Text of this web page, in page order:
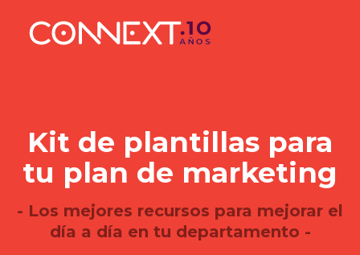
Kit de plantillas para
tu plan de marketing
- Los mejores recursos para mejorar el
día a día en tu departamento -